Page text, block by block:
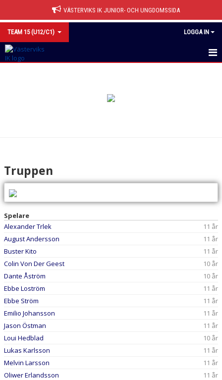
VÄSTERVIKS IK JUNIOR- OCH UNGDOMSSIDA
TEAM 15 (U12/C1) LOGGA IN
BILDGALLERI
DOKUMENT
KONTAKT
Truppen
Spelare
Alexander Trlek
11 år
August Andersson
11 år
Buster Kito
11 år
Colin Von Der Geest
10 år
Dante Åström
10 år
Ebbe Loström
11 år
Ebbe Ström
11 år
Emilio Johansson
11 år
Jason Östman
11 år
Loui Hedblad
10 år
Lukas Karlsson
11 år
Melvin Larsson
11 år
Oliwer Erlandsson
11 år